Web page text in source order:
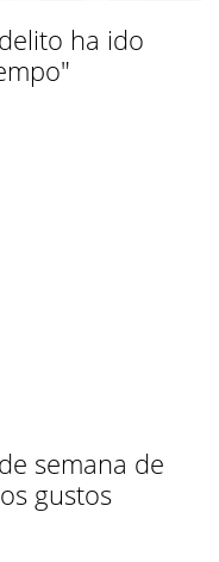
ha ido
semana de
gustos